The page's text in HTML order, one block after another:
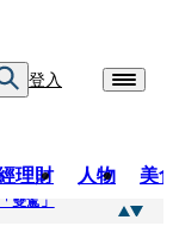
登入
理財 人物 美
雙駕」